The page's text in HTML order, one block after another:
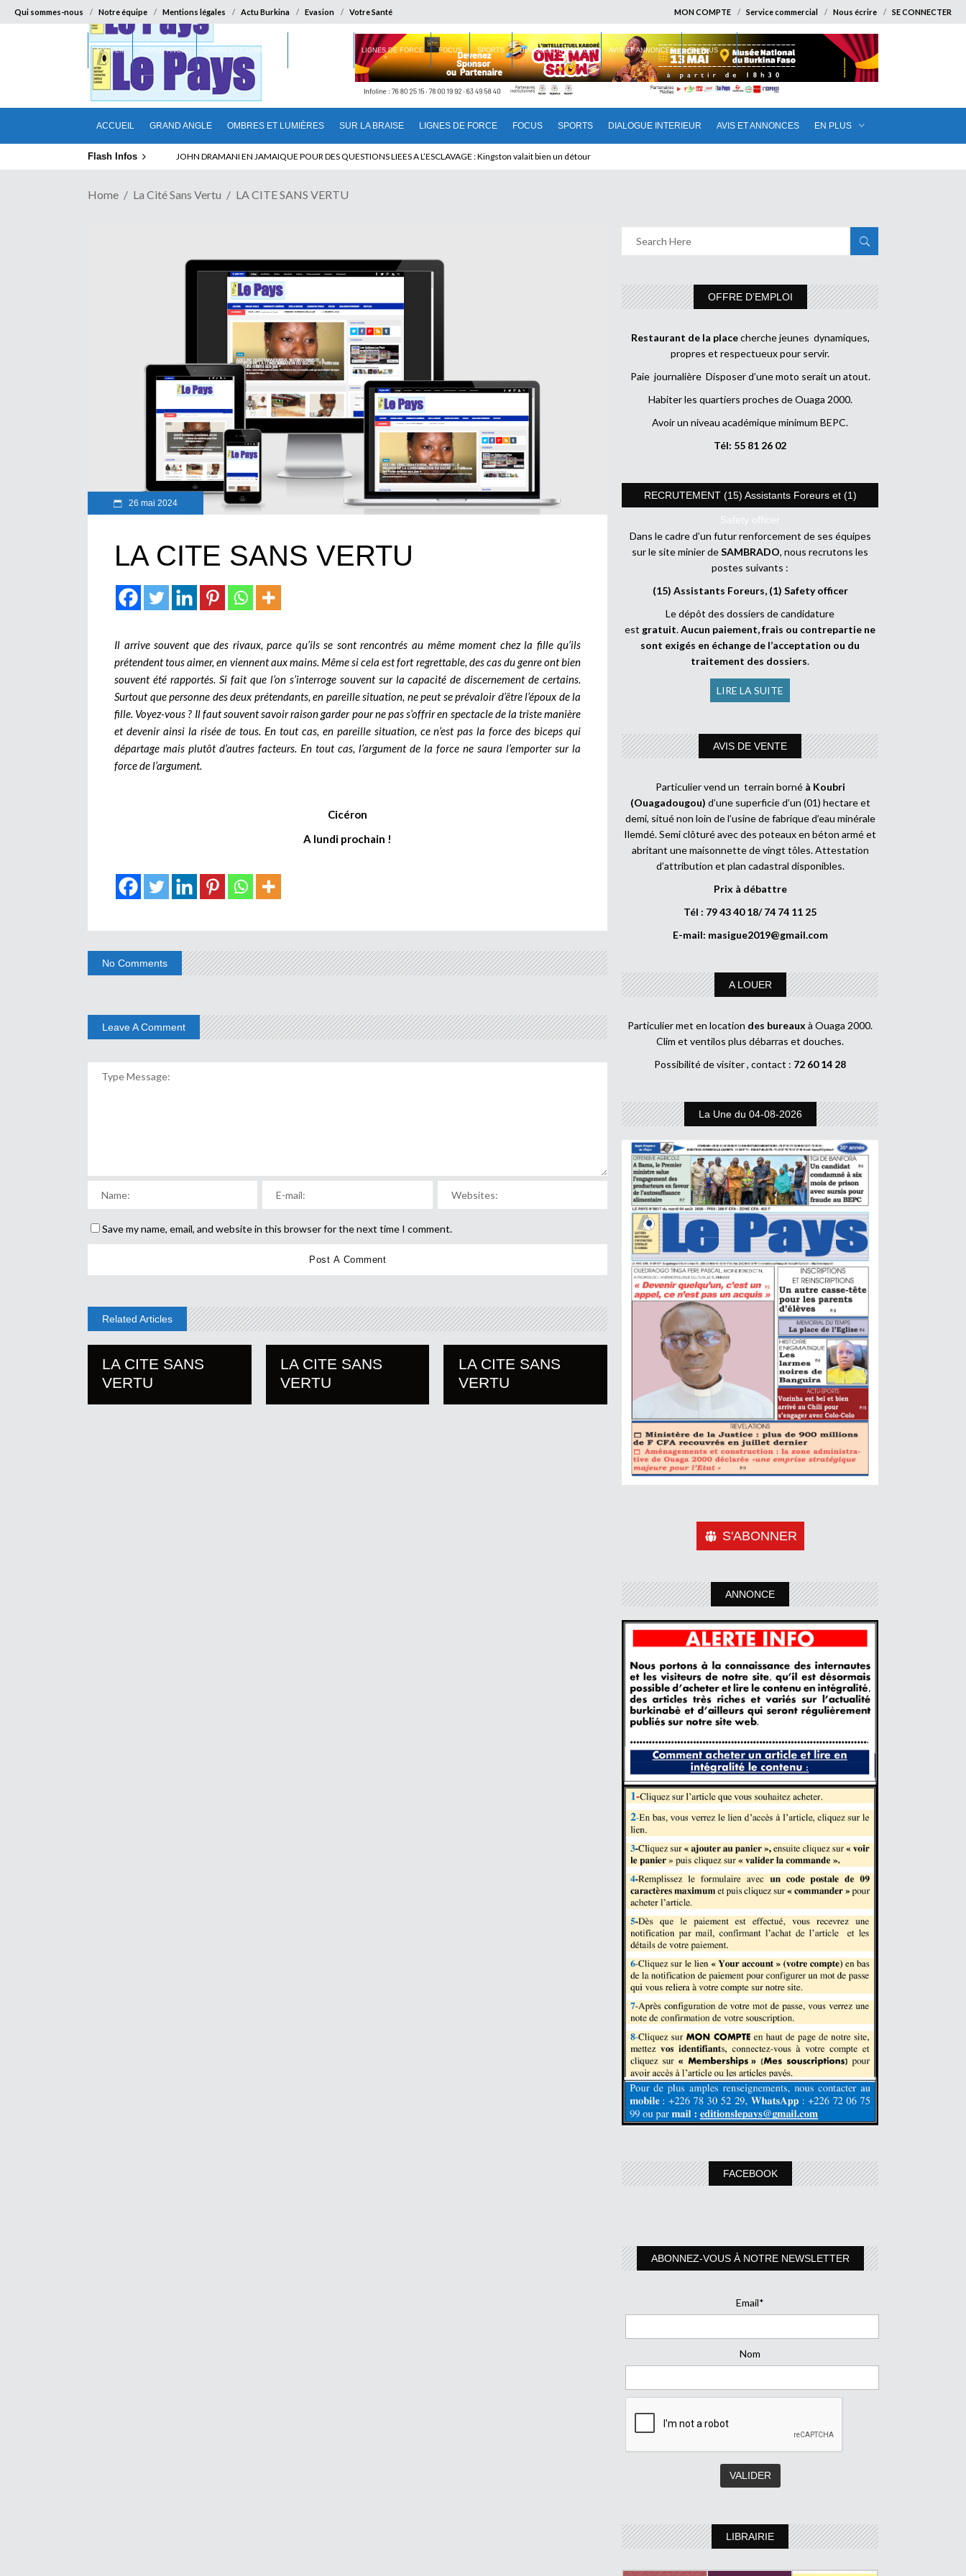
Qui sommes-nous Notre équipe Mentions légales Actu Burkina Evasion Votre Santé MON COMPTE Service commercial Nous écrire SE CONNECTER
ACCUEIL GRAND ANGLE OMBRES ET LUMIÈRES SUR LA BRAISE LIGNES DE FORCE FOCUS SPORTS DIALOGUE INTERIEUR AVIS ET ANNONCES EN PLUS
ACCUEIL GRAND ANGLE OMBRES ET LUMIÈRES LIGNES DE FORCE FOCUS SPORTS DIALOGUE INTERIEUR AVIS ET ANNONCES EN PLUS
Flash Infos ELECTION DE TALON A LA TETE DU SENAT BENINOIS : Quand Patrice quitte le pouvoir sans partir !
Home La Cité Sans Vertu LA CITE SANS VERTU
26 mai 2024
LA CITE SANS VERTU
Il arrive souvent que des rivaux, parce qu’ils se sont rencontrés au même moment chez la fille qu’ils
prétendent tous aimer, en viennent aux mains. Même si cela est fort regrettable, des cas du genre ont bien
souvent été rapportés. Si fait que l’on s’interroge souvent sur la capacité de discernement de certains.
Surtout que personne des deux prétendants, en pareille situation, ne peut se prévaloir d’être l’époux de la
fille. Voyez-vous ? Il faut souvent savoir raison garder pour ne pas s’offrir en spectacle de la triste manière
et devenir ainsi la risée de tous. En tout cas, en pareille situation, ce n’est pas la force des biceps qui
départage mais plutôt d’autres facteurs. En tout cas, l’argument de la force ne saura l’emporter sur la
force de l’argument.
Cicéron
A lundi prochain !
No Comments
Leave A Comment
Save my name, email, and website in this browser for the next time I comment.
Related Articles
LA CITE SANS
VERTU
LA CITE SANS
VERTU
LA CITE SANS
VERTU
OFFRE D’EMPLOI
Restaurant de la placecherche jeunes dynamiques,
propres et respectueux pour servir.
Paie journalière Disposer d’une moto serait un atout.
Habiter les quartiers proches de Ouaga 2000.
Avoir un niveau académique minimum BEPC.
Tél: 55 81 26 02
RECRUTEMENT (15) Assistants Foreurs et (1)
Safety officer
Dans le cadre d’un futur renforcement de ses équipes
sur le site minier deSAMBRADO, nous recrutons les
postes suivants :
(15) Assistants Foreurs, (1) Safety officer
Le dépôt des dossiers de candidature
est gratuit.Aucun paiement, frais ou contrepartie ne
sont exigés en échange de l’acceptation ou du
traitement des dossiers.
LIRE LA SUITE
AVIS DE VENTE
Particulier vend un terrain borné à Koubri
(Ouagadougou) d’une superficie d’un (01) hectare et
demi, situé non loin de l’usine de fabrique d’eau minérale
Ilemdé. Semi clôturé avec des poteaux en béton armé et
abritant une maisonnette de vingt tôles. Attestation
d’attribution et plan cadastral disponibles.
Prix à débattre
Tél : 79 43 40 18/ 74 74 11 25
E-mail: masigue2019@gmail.com
A LOUER
Particulier met en location des bureaux à Ouaga 2000.
Clim et ventilos plus débarras et douches.
Possibilité de visiter , contact : 72 60 14 28
La Une du 04-08-2026
S'ABONNER
ANNONCE
FACEBOOK
ABONNEZ-VOUS À NOTRE NEWSLETTER
Email*
Nom
LIBRAIRIE